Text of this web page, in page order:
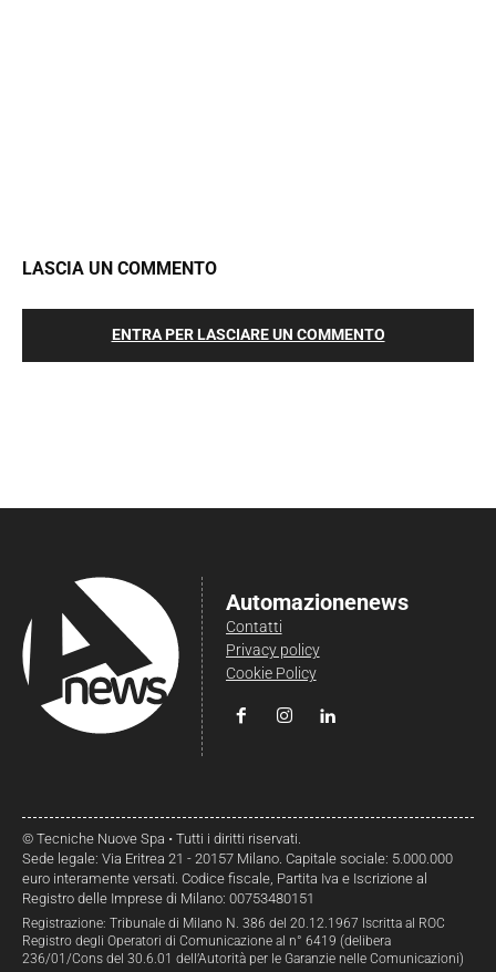
LASCIA UN COMMENTO
ENTRA PER LASCIARE UN COMMENTO
Automazionenews
Contatti
Privacy policy
Cookie Policy
© Tecniche Nuove Spa • Tutti i diritti riservati.
Sede legale: Via Eritrea 21 - 20157 Milano. Capitale sociale: 5.000.000
euro interamente versati. Codice fiscale, Partita Iva e Iscrizione al
Registro delle Imprese di Milano: 00753480151
Registrazione: Tribunale di Milano N. 386 del 20.12.1967 Iscritta al ROC
Registro degli Operatori di Comunicazione al n° 6419 (delibera
236/01/Cons del 30.6.01 dell’Autorità per le Garanzie nelle Comunicazioni)